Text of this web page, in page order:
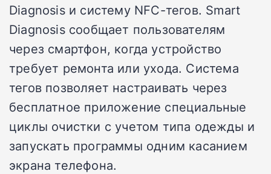
Diagnosis и систему NFC-тегов. Smart
Diagnosis сообщает пользователям
через смартфон, когда устройство
требует ремонта или ухода. Система
тегов позволяет настраивать через
бесплатное приложение специальные
циклы очистки с учетом типа одежды и
запускать программы одним касанием
экрана телефона.